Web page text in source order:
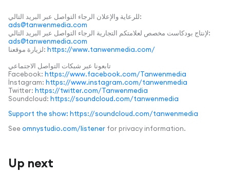
للرعاية والإعلان الرجاء التواصل عبر البريد التالي:
ads@tanwenmedia.com
لإنتاج بودكاست مخصص لعلامتكم التجارية الرجاء التواصل عبر البريد التالي:
ads@tanwenmedia.com
لزيارة موقعنا: https://www.tanwenmedia.com/
تابعونا عبر شبكات التواصل الاجتماعي
Facebook: https://www.facebook.com/Tanwenmedia
İnstagram: https://www.instagram.com/tanwenmedia
Twitter: https://twitter.com/Tanwenmedia
Soundcloud: https://soundcloud.com/tanwenmedia
Support the show: https://soundcloud.com/tanwenmedia
Seeomnystudio.com/listener for privacy information.
Up next